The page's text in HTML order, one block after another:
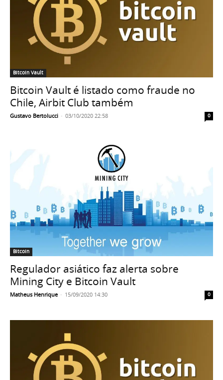
Bitcoin Vault
Bitcoin Vault é listado como fraude no
Chile, Airbit Club também
Gustavo Bertolucci - 03/10/2020 22:58 0
Bitcoin
Regulador asiático faz alerta sobre
Mining City e Bitcoin Vault
Matheus Henrique - 15/09/2020 14:30 0